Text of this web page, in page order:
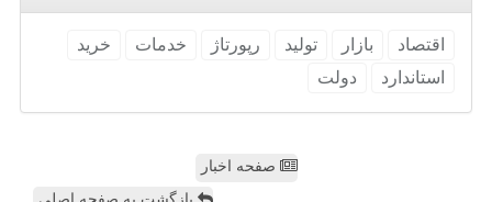
اقتصاد بازار تولید رپورتاژ خدمات
خرید
استاندارد
دولت
صفحه اخبار